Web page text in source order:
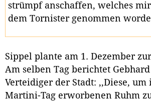
strümpf anschaffen, welches mir
dem Tornister genommen
Sippel plante am 1. Dezember
Am selben Tag berichtet
Verteidiger der Stadt: ,,Diese, um
Martini-Tag erworbenen Ruhm